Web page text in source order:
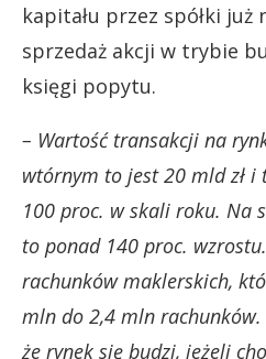
kapitału przez spółki już
sprzedaż akcji w trybie
księgi popytu.
– Wartość transakcji na
wtórnym to jest 20 mld zł i
100 proc. w skali roku. Na
to ponad 140 proc.
rachunków maklerskich,
mln do 2,4 mln rachunków.
że rynek się budzi, jeżeli